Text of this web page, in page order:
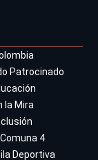
Patrocinado
la Mira
4
Deportiva